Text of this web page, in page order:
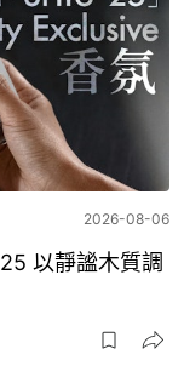
2026-08-06
以靜謐木質調